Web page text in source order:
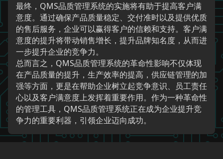
最终，QMS品质管理系统的实施将有助于提高客户满
意度。通过确保产品质量稳定、交付准时以及提供优质
的售后服务，企业可以赢得客户的信赖和支持。客户满
意度的提升将带动销售增长，提升品牌知名度，从而进
一步提升企业的竞争力。
总而言之，QMS品质管理系统的革命性影响不仅体现
在产品质量的提升，生产效率的提高，供应链管理的加
强等方面，更是在帮助企业树立起竞争意识、员工责任
心以及客户满意度上发挥着重要作用。作为一种革命性
的管理工具，QMS品质管理系统正在成为企业提升竞
争力的重要利器，引领企业迈向成功。